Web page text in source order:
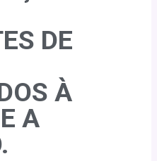
DE
À
A